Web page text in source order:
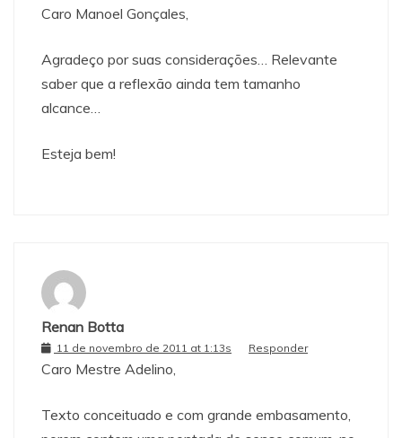
Caro Manoel Gonçales,
Agradeço por suas considerações… Relevante
saber que a reflexão ainda tem tamanho
alcance…
Esteja bem!
Renan Botta
11 de novembro de 2011 at 1:13s Responder
Caro Mestre Adelino,
Texto conceituado e com grande embasamento,